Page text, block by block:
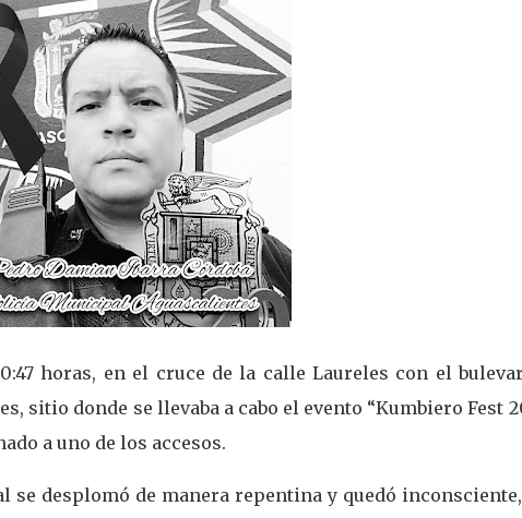
horas, en el cruce de la calle Laureles con el
sitio donde se llevaba a cabo el evento “Kumbiero Fest
a uno de los accesos.
se desplomó de manera repentina y quedó